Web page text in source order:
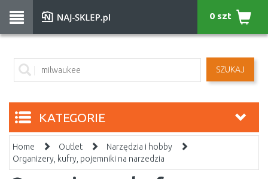
SZUKAJ
0 szt
KATEGORIE
Home Outlet
Narzędzia i hobby
Organizery, kufry, pojemniki na narzedzia